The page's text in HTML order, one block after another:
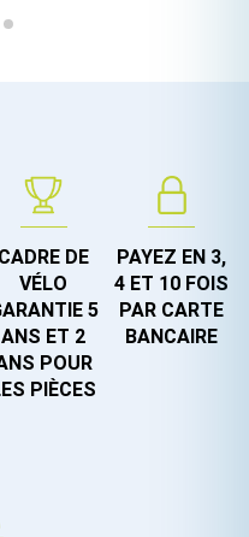
CADRE DE
VÉLO
5
ANS ET 2
POUR
PIÈCES
PAYEZ EN 3,
4 ET 10 FOIS
PAR CARTE
BANCAIRE